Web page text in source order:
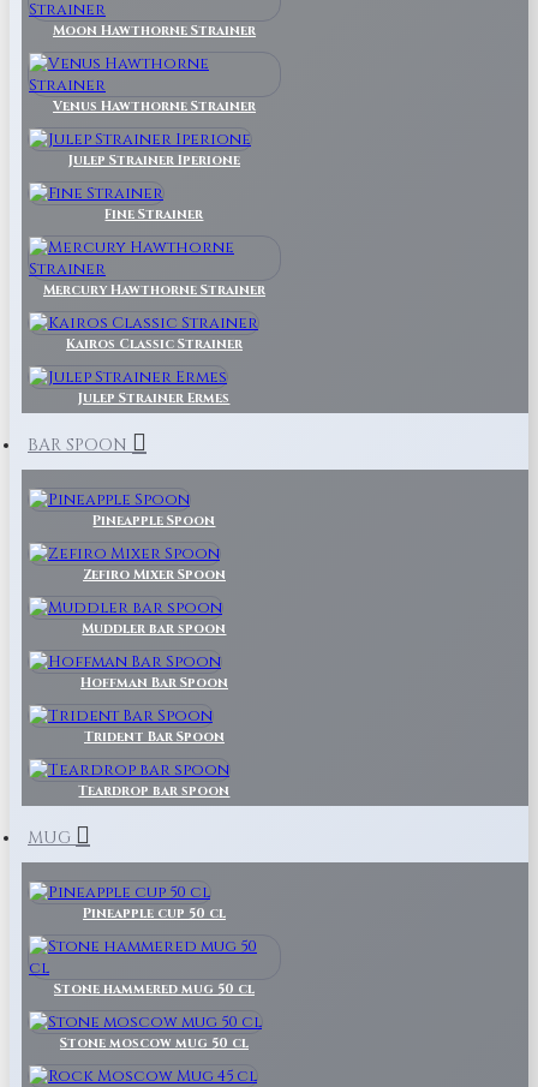
Moon Hawthorne Strainer
Venus Hawthorne Strainer
Julep Strainer Iperione
Fine Strainer
Mercury Hawthorne Strainer
Kairos Classic Strainer
Julep Strainer Ermes
BAR SPOON
Pineapple Spoon
Zefiro Mixer Spoon
Muddler bar spoon
Hoffman Bar Spoon
Trident Bar Spoon
Teardrop bar spoon
MUG
Pineapple cup 50 cl
Stone hammered mug 50 cl
Stone moscow mug 50 cl